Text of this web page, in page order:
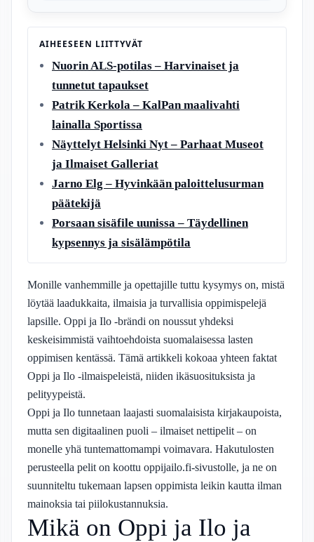
AIHEESEEN LIITTYVÄT
Nuorin ALS-potilas – Harvinaiset ja
tunnetut tapaukset
Patrik Kerkola – KalPan maalivahti
lainalla Sportissa
Näyttelyt Helsinki Nyt – Parhaat Museot
ja Ilmaiset Galleriat
Jarno Elg – Hyvinkään paloittelusurman
päätekijä
Porsaan sisäfile uunissa – Täydellinen
kypsennys ja sisälämpötila
Monille vanhemmille ja opettajille tuttu kysymys on, mistä
löytää laadukkaita, ilmaisia ja turvallisia oppimispelejä
lapsille. Oppi ja Ilo -brändi on noussut yhdeksi
keskeisimmistä vaihtoehdoista suomalaisessa lasten
oppimisen kentässä. Tämä artikkeli kokoaa yhteen faktat
Oppi ja Ilo -ilmaispeleistä, niiden ikäsuosituksista ja
pelityypeistä.
Oppi ja Ilo tunnetaan laajasti suomalaisista kirjakaupoista,
mutta sen digitaalinen puoli – ilmaiset nettipelit – on
monelle yhä tuntemattomampi voimavara. Hakutulosten
perusteella pelit on koottu oppijailo.fi-sivustolle, ja ne on
suunniteltu tukemaan lapsen oppimista leikin kautta ilman
mainoksia tai piilokustannuksia.
Mikä on Oppi ja Ilo ja